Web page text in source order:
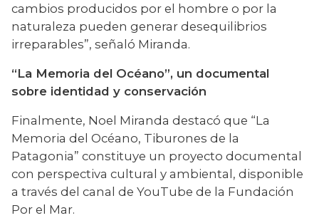
cambios producidos por el hombre o por la
naturaleza pueden generar desequilibrios
irreparables”, señaló Miranda.
“La Memoria del Océano”, un documental
sobre identidad y conservación
Finalmente, Noel Miranda destacó que “La
Memoria del Océano, Tiburones de la
Patagonia” constituye un proyecto documental
con perspectiva cultural y ambiental, disponible
a través del canal de YouTube de la Fundación
Por el Mar.